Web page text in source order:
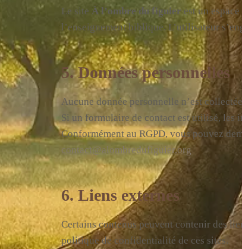
Le site À l’ombre du figuier est un
l’enseignement biblique. L’utilisateur
5. Données personnelles
Aucune donnée personnelle n’est
Si un formulaire de contact est utilisé, les
Conformément au RGPD, vous pouvez
contact@alombredufiguier.org
6. Liens externes
Certains contenus peuvent contenir des
politique de confidentialité de ces sites.